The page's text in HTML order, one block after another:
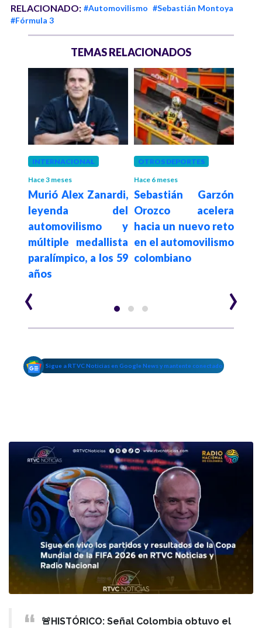
RELACIONADO: #Automovilismo #Sebastián Montoya
#Fórmula 3
TEMAS RELACIONADOS
INTERNACIONAL
Hace 3 meses
Murió Alex Zanardi,
leyenda del
automovilismo y
múltiple medallista
paralímpico, a los 59
años
OTROS DEPORTES
Hace 6 meses
Sebastián Garzón
Orozco acelera
hacia un nuevo reto
en el automovilismo
colombiano
‹ ›
Sigue a RTVC Noticias en Google News y mantente conectado
🚨HISTÓRICO: Señal Colombia obtuvo el